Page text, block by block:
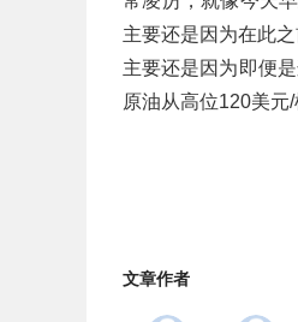
主要还是因为在此
主要还是因为即便
原油从高位120美元
文章作者